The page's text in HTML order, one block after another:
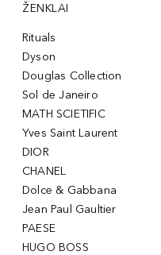
ŽENKLAI
Rituals
Dyson
Douglas Collection
Sol de Janeiro
MATH SCIETIFIC
Yves Saint Laurent
DIOR
CHANEL
Dolce & Gabbana
Jean Paul Gaultier
PAESE
HUGO BOSS